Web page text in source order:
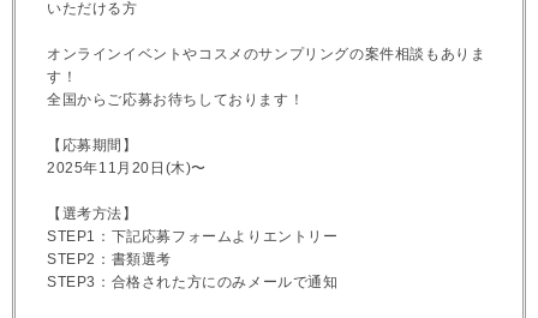
いただける方
オンラインイベントやコスメのサンプリングの案件相談もありま
す！
全国からご応募お待ちしております！
【応募期間】
2025年11月20日(木)〜
【選考方法】
STEP1：下記応募フォームよりエントリー
STEP2：書類選考
STEP3：合格された方にのみメールで通知